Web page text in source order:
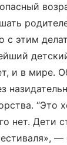
с этим
и в мире.
“Это
нет. Дети
—